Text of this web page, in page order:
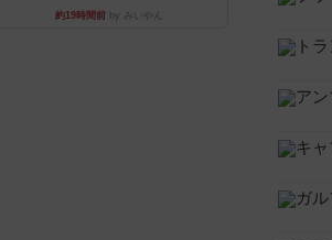
約19時間前 by みいやん